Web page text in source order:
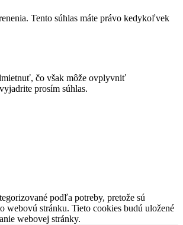
Tento súhlas máte právo kedykoľvek
čo však môže ovplyvniť
prosím súhlas.
podľa potreby, pretože sú
webovú stránku. Tieto cookies budú uložené
webovej stránky.